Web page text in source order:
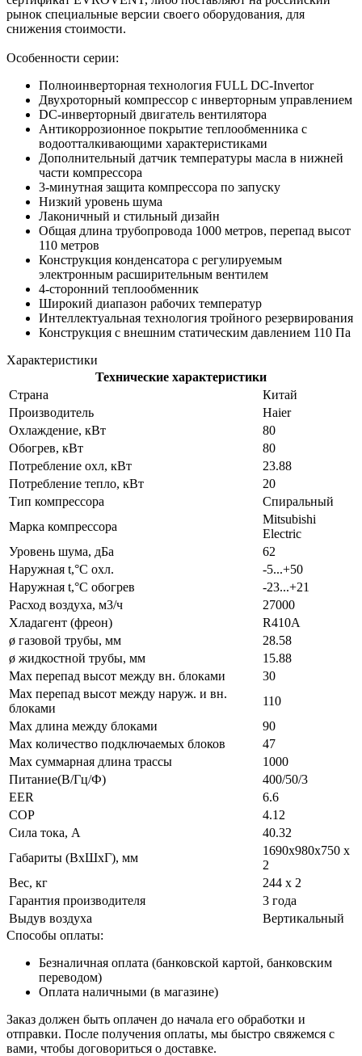
рынок специальные версии своего оборудования, для
снижения стоимости.
Особенности серии:
Полноинверторная технология FULL DC-Invertor
Двухроторный компрессор с инверторным управлением
DС-инверторный двигатель вентилятора
Антикоррозионное покрытие теплообменника с
водоотталкивающими характеристиками
Дополнительный датчик температуры масла в нижней
части компрессора
3-минутная защита компрессора по запуску
Низкий уровень шума
Лаконичный и стильный дизайн
Общая длина трубопровода 1000 метров, перепад высот
110 метров
Конструкция конденсатора с регулируемым
электронным расширительным вентилем
4-сторонний теплообменник
Широкий диапазон рабочих температур
Интеллектуальная технология тройного резервирования
Конструкция с внешним статическим давлением 110 Па
Характеристики
Технические характеристики
Страна
Китай
Производитель
Haier
Охлаждение, кВт
80
Обогрев, кВт
80
Потребление охл, кВт
23.88
Потребление тепло, кВт
20
Тип компрессора
Спиральный
Марка компрессора
Mitsubishi
Electric
Уровень шума, дБа
62
Наружная t,°C охл.
-5...+50
Наружная t,°C обогрев
-23...+21
Расход воздуха, м3/ч
27000
Хладагент (фреон)
R410A
ø газовой трубы, мм
28.58
ø жидкостной трубы, мм
15.88
Max перепад высот между вн. блоками
30
Max перепад высот между наруж. и вн.
блоками
110
Max длина между блоками
90
Max количество подключаемых блоков
47
Max суммарная длина трассы
1000
Питание(В/Гц/Ф)
400/50/3
EER
6.6
COP
4.12
Сила тока, А
40.32
Габариты (ВxШxГ), мм
1690x980x750 х
2
Вес, кг
244 х 2
Гарантия производителя
3 года
Выдув воздуха
Вертикальный
Способы оплаты:
Безналичная оплата (банковской картой, банковским
переводом)
Оплата наличными (в магазине)
Заказ должен быть оплачен до начала его обработки и
отправки. После получения оплаты, мы быстро свяжемся с
вами, чтобы договориться о доставке.